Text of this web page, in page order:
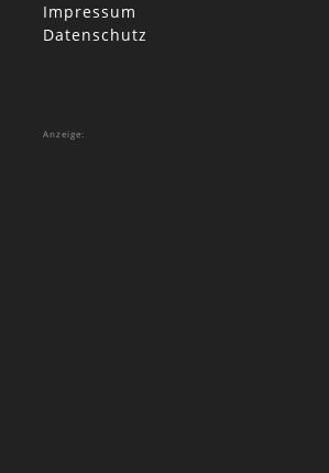
Impressum
Datenschutz
Anzeige: